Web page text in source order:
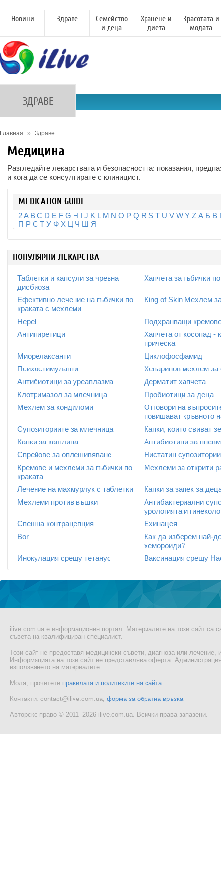
Новини Здраве
Семейство
и деца
Хранене и
диета
Красотата и
модата
ЗДРАВЕ
Главная » Здраве
Медицина
Разгледайте лекарствата и безопасността: показания,
и кога да се консултирате с клиницист.
MEDICATION GUIDE
2A B C D E F G H I J K L M N O P Q R S T U V W Y Z А Б В
П Р С Т У Ф Х Ц Ч Ш Я
ПОПУЛЯРНИ ЛЕКАРСТВА
Таблетки и капсули за чревна
дисбиоза
Хапчета за гъбички
Ефективно лечение на гъбички по
краката с мехлеми
King of Skin Мехлем
Hepel
Подхранващи
Антипиретици
Хапчета от косопад -
прическа
Миорелаксанти
Циклофосфамид
Психостимуланти
Хепаринов мехлем за
Антибиотици за уреаплазма
Дерматит хапчета
Клотримазол за млечница
Пробиотици за деца
Мехлем за кондиломи
Отговори на
повишават кръвното
Супозиториите за млечница
Капки, които свиват
Капки за кашлица
Антибиотици за
Спрейове за оплешивяване
Нистатин
Кремове и мехлеми за гъбички по
краката
Мехлеми за открити
Лечение на махмурлук с таблетки
Капки за запек за
Мехлеми против въшки
Антибактериални
урологията и
Спешна контрацепция
Ехинацея
Bor
Как да изберем най-
хемороиди?
Инокулация срещу тетанус
Ваксинация срещу
ilive.com.ua е информационен портал. Материалите на този сайт са
съвета на квалифициран специалист.
Този сайт не предоставя медицински съвети, диагноза или лечение,
Информацията на този сайт не представлява оферта.
използването на материалите.
Моля, прочетете правилата и политиките на сайта.
Контакти: contact@ilive.com.ua, форма за обратна връзка.
Авторско право © 2011–2026 ilive.com.ua. Всички права запазени.